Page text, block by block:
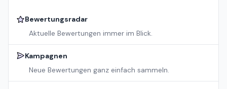
Bewertungsradar
Aktuelle Bewertungen immer im Blick.
Kampagnen
Neue Bewertungen ganz einfach sammeln.